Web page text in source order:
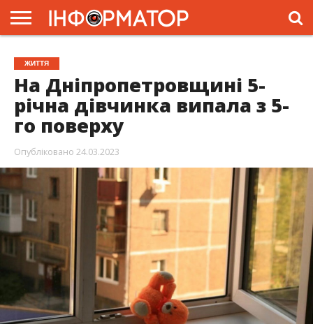
ГОЛОВНА
ЖИТТЯ
ВЛАДА
ГРОШІ
ТРЕШ
ПРЕС-
РЕЛІЗИ
РЕКЛАМА
ПРОЕКТИ
ЖИТТЯ
На Дніпропетровщині 5-
річна дівчинка випала з 5-
го поверху
Опубліковано 24.03.2023